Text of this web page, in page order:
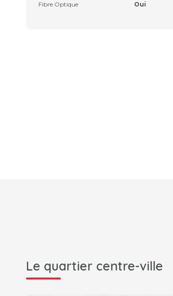
Fibre Optique
Oui
Le quartier centre-ville